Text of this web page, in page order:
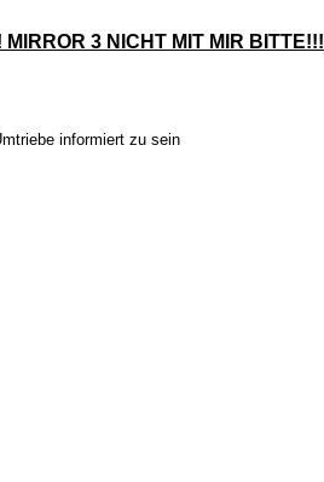
3 NICHT MIT MIR BITTE!!!
informiert zu sein